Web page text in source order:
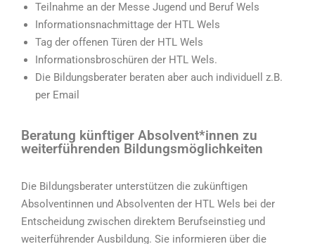
Teilnahme an der Messe Jugend und Beruf Wels
Informationsnachmittage der HTL Wels
Tag der offenen Türen der HTL Wels
Informationsbroschüren der HTL Wels.
Die Bildungsberater beraten aber auch individuell z.B.
per Email
Beratung künftiger Absolvent*innen zu
weiterführenden Bildungsmöglichkeiten
Die Bildungsberater unterstützen die zukünftigen
Absolventinnen und Absolventen der HTL Wels bei der
Entscheidung zwischen direktem Berufseinstieg und
weiterführender Ausbildung. Sie informieren über die